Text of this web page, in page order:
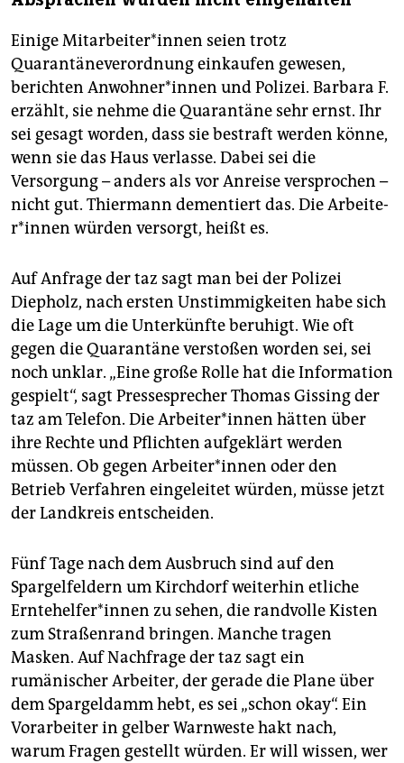
Einige Mit­ar­bei­te­r*in­nen seien trotz
Quarantäneverordnung einkaufen gewesen,
berichten An­woh­ne­r*in­nen und Polizei. Barbara F.
erzählt, sie nehme die Quarantäne sehr ernst. Ihr
sei gesagt worden, dass sie bestraft werden könne,
wenn sie das Haus verlasse. Dabei sei die
Versorgung – anders als vor Anreise versprochen –
nicht gut. Thiermann dementiert das. Die Ar­bei­te­
r*in­nen würden versorgt, heißt es.
Auf Anfrage der taz sagt man bei der Polizei
Diepholz, nach ersten Unstimmigkeiten habe sich
die Lage um die Unterkünfte beruhigt. Wie oft
gegen die Quarantäne verstoßen worden sei, sei
noch unklar. „Eine große Rolle hat die Information
gespielt“, sagt Pressesprecher Thomas Gissing der
taz am Telefon. Die Ar­bei­te­r*in­nen hätten über
ihre Rechte und Pflichten aufgeklärt werden
müssen. Ob gegen Ar­bei­te­r*in­nen oder den
Betrieb Verfahren eingeleitet würden, müsse jetzt
der Landkreis entscheiden.
Fünf Tage nach dem Ausbruch sind auf den
Spargelfeldern um Kirchdorf weiterhin etliche
Ern­te­hel­fe­r*in­nen zu sehen, die randvolle Kisten
zum Straßenrand bringen. Manche tragen
Masken. Auf Nachfrage der taz sagt ein
rumänischer Arbeiter, der gerade die Plane über
dem Spargeldamm hebt, es sei „schon okay“. Ein
Vorarbeiter in gelber Warnweste hakt nach,
warum Fragen gestellt würden. Er will wissen, wer